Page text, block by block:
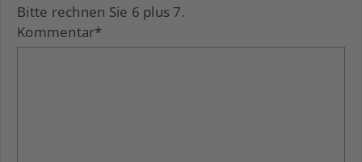
Bitte rechnen Sie 6 plus 7.
Kommentar*